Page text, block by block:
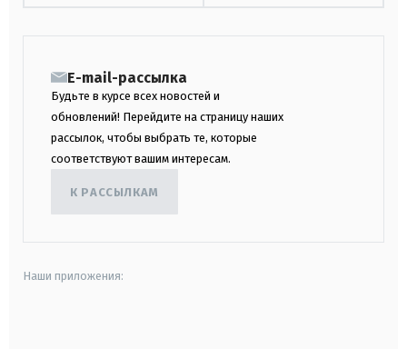
E-mail-рассылка
Будьте в курсе всех новостей и
обновлений! Перейдите на страницу наших
рассылок, чтобы выбрать те, которые
соответствуют вашим интересам.
К РАССЫЛКАМ
Наши приложения: